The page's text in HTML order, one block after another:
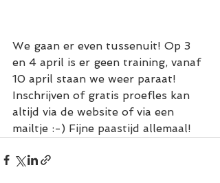
We gaan er even tussenuit! Op 3
en 4 april is er geen training, vanaf
10 april staan we weer paraat!
Inschrijven of gratis proefles kan
altijd via de website of via een
mailtje :-) Fijne paastijd allemaal!